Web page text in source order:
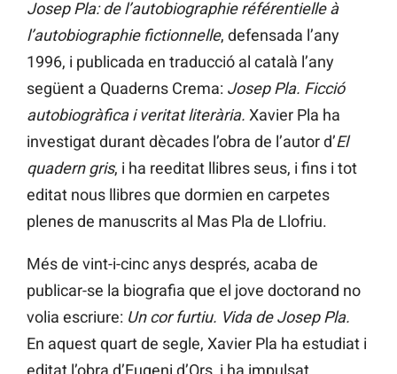
Josep Pla: de l’autobiographie référentielle à
l’autobiographie fictionnelle, defensada l’any
1996, i publicada en traducció al català l’any
següent a Quaderns Crema: Josep Pla. Ficció
autobiogràfica i veritat literària. Xavier Pla ha
investigat durant dècades l’obra de l’autor d’El
quadern gris, i ha reeditat llibres seus, i fins i tot
editat nous llibres que dormien en carpetes
plenes de manuscrits al Mas Pla de Llofriu.
Més de vint-i-cinc anys després, acaba de
publicar-se la biografia que el jove doctorand no
volia escriure: Un cor furtiu. Vida de Josep Pla.
En aquest quart de segle, Xavier Pla ha estudiat i
editat l’obra d’Eugeni d’Ors, i ha impulsat